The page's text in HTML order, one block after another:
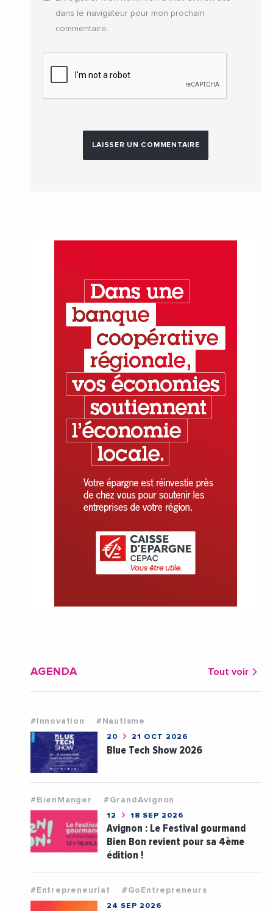
dans le navigateur pour mon prochain
commentaire.
AGENDA Tout voir
#Innovation #Nautisme
20 21 OCT 2026
Blue Tech Show 2026
#BienManger #GrandAvignon
12 18 SEP 2026
Avignon : Le Festival gourmand
Bien Bon revient pour sa 4ème
édition !
#Entrepreneuriat #GoEntrepreneurs
24 SEP 2026